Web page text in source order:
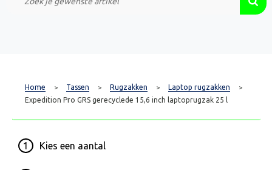
Custom Made Projecten
Home > Tassen > Rugzakken > Laptop rugzakken >
Expedition Pro GRS gerecyclede 15,6 inch laptoprugzak 25 l
1 Kies een aantal